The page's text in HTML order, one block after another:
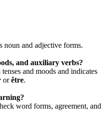
noun and adjective forms.
and auxiliary verbs?
and moods and indicates
orêtre.
word forms, agreement, and